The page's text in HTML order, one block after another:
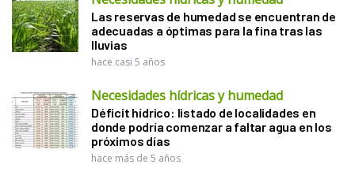
Las reservas de humedad se encuentran de
adecuadas a óptimas para la fina tras las
lluvias
hace casi 5 años
Necesidades hídricas y humedad
Déficit hídrico: listado de localidades en
donde podría comenzar a faltar agua en los
próximos días
hace más de 5 años